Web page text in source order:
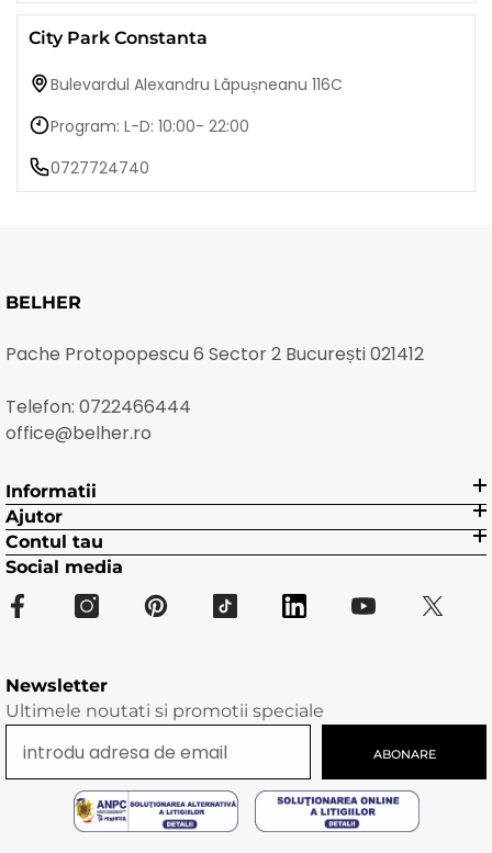
City Park Constanta
Bulevardul Alexandru Lăpușneanu 116C
Program: L-D: 10:00- 22:00
0727724740
BELHER
Pache Protopopescu 6 Sector 2 București 021412
Telefon: 0722466444
office@belher.ro
Informatii
Ajutor
Contul tau
Social media
Newsletter
Ultimele noutati si promotii speciale
ABONARE